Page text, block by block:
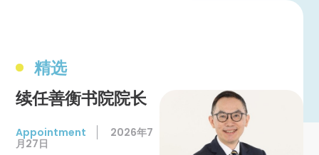
精选
续任善衡书院院长
Appointment
2026年7
月27日